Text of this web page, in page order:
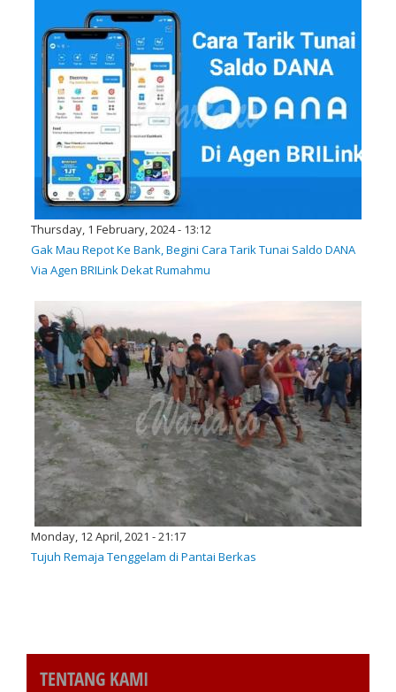
Thursday, 1 February, 2024 - 13:12
Gak Mau Repot Ke Bank, Begini Cara Tarik Tunai Saldo DANA
Via Agen BRILink Dekat Rumahmu
Monday, 12 April, 2021 - 21:17
Tujuh Remaja Tenggelam di Pantai Berkas
TENTANG KAMI